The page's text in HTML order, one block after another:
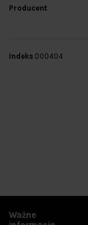
Producent
Indeks D00404
Ważne